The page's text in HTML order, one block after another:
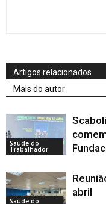
Artigos relacionados
Mais do autor
Saúde do
Trabalhador
Saúde do
abril